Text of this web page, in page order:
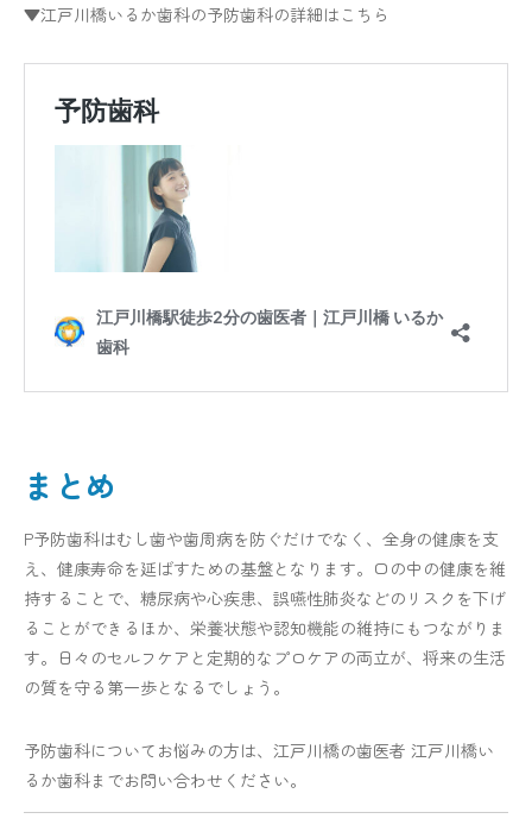
▼江戸川橋いるか歯科の予防歯科の詳細はこちら
まとめ
P予防歯科はむし歯や歯周病を防ぐだけでなく、全身の健康を支
え、健康寿命を延ばすための基盤となります。口の中の健康を維
持することで、糖尿病や心疾患、誤嚥性肺炎などのリスクを下げ
ることができるほか、栄養状態や認知機能の維持にもつながりま
す。日々のセルフケアと定期的なプロケアの両立が、将来の生活
の質を守る第一歩となるでしょう。
予防歯科についてお悩みの方は、江戸川橋の歯医者 江戸川橋い
るか歯科までお問い合わせください。